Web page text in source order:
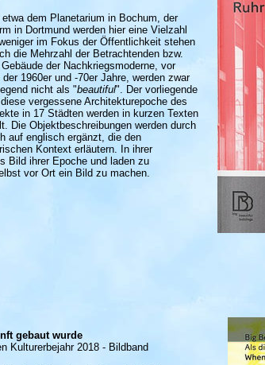
dem Planetarium in Bochum, der
in Dortmund werden hier eine Vielzahl
im Fokus der Öffentlichkeit stehen
die Mehrzahl der Betrachtenden bzw.
der Nachkriegsmoderne, vor
1960er und -70er Jahre, werden zwar
nicht als "beautiful". Der vorliegende
vergessene Architekturepoche des
in 17 Städten werden in kurzen Texten
Die Objektbeschreibungen werden durch
auf englisch ergänzt, die den
Kontext erläutern. In ihrer
Bild ihrer Epoche und laden zu
vor Ort ein Bild zu machen.
gebaut wurde
Kulturerbejahr 2018 - Bildband